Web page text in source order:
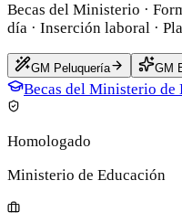
Becas del Ministerio ·
día · Inserción laboral ·
GM Peluquería GM
Becas del Ministerio de
Homologado
Ministerio de Educación